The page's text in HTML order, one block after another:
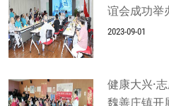
谊会成功举
2023-09-01
健康大兴·
魏善庄镇开